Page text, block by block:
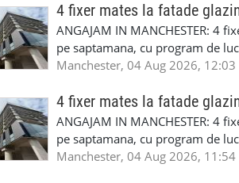
familiei (divorț, custodie, partaj)
Servicii pentru companii: •
• Imigrație pentru afaceri și
soluționarea disputelor 💡 De ce
standard ✔ Confidențialitate
790 689 Email:
www.fcos.co.uk 👉
4 fixer mates la fatade
ANGAJAM IN MANCHESTER:
pe saptamana, cu program de
in perioada urmatoare. Cerinte:
Tariful se discuta direct, in
discutie este simpla: cine esti,
Prioritate au oamenii din
carora li se termina proiectul
Manchester, 04 Aug 2026, 12:03
4 fixer mates la fatade
ANGAJAM IN MANCHESTER:
pe saptamana, cu program de
in perioada urmatoare. Cerinte:
Manchester, 04 Aug 2026, 11:54